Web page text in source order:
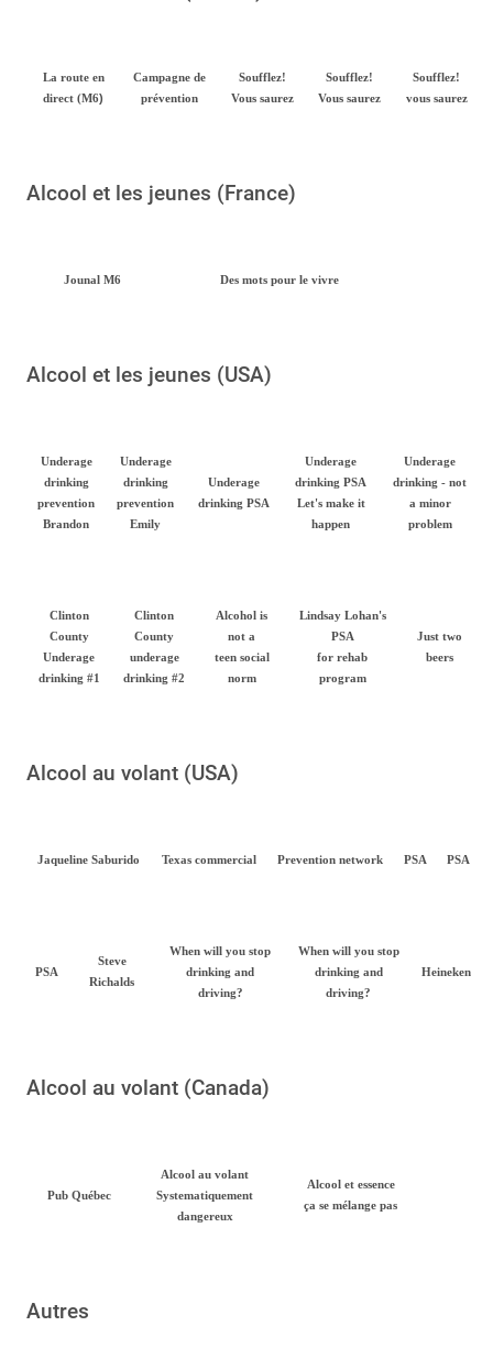
La route en
direct (M6)
Campagne de
prévention
Soufflez!
Vous saurez
Soufflez!
Vous saurez
Soufflez!
vous saurez
Alcool et les jeunes (France)
Jounal M6 Des mots pour le vivre
Alcool et les jeunes (USA)
Underage
drinking
prevention
Brandon
Underage
drinking
prevention
Emily
Underage
drinking PSA
Underage
drinking PSA
Let's make it
happen
Underage
drinking - not
a minor
problem
Clinton
County
Underage
drinking #1
Clinton
County
underage
drinking #2
Alcohol is
not a
teen social
norm
Lindsay Lohan's
PSA
for rehab
program
Just two
beers
Alcool au volant (USA)
Jaqueline Saburido Texas commercial Prevention network PSA PSA
PSA
Steve
Richalds
When will you stop
drinking and
driving?
When will you stop
drinking and
driving?
Heineken
Alcool au volant (Canada)
Pub Québec
Alcool au volant
Systematiquement
dangereux
Alcool et essence
ça se mélange pas
Autres